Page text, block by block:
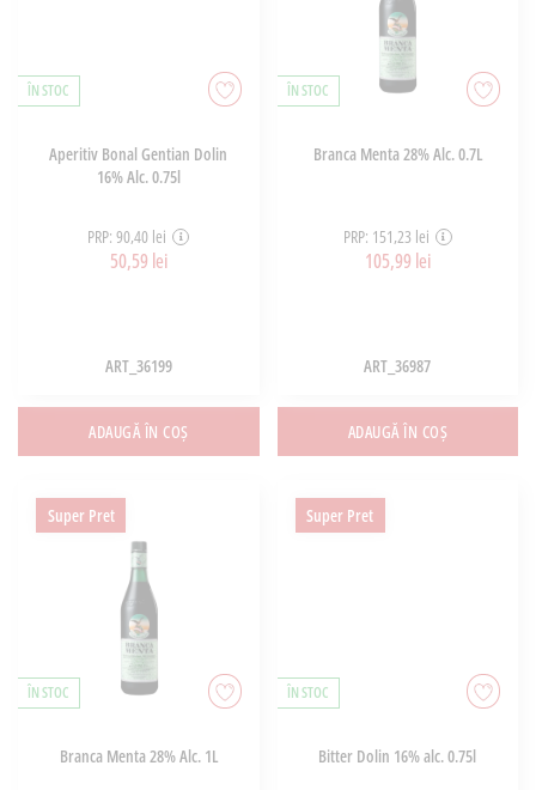
ÎN STOC
Aperitiv Bonal Gentian Dolin
16% Alc. 0.75l
PRP: 90,40 lei
50,59 lei
ART_36199
ADAUGĂ ÎN COȘ
ÎN STOC
Branca Menta 28% Alc. 0.7L
PRP: 151,23 lei
105,99 lei
ART_36987
ADAUGĂ ÎN COȘ
Super Pret
ÎN STOC
Branca Menta 28% Alc. 1L
Super Pret
ÎN STOC
Bitter Dolin 16% alc. 0.75l